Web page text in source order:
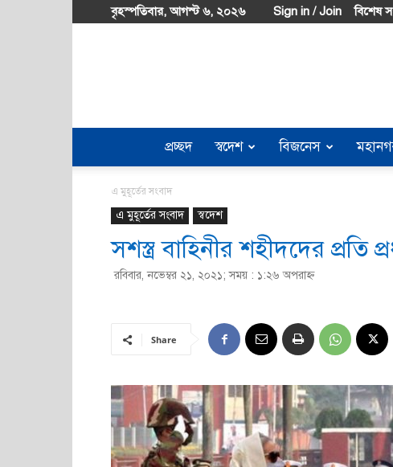
বৃহস্পতিবার, আগস্ট ৬, ২০২৬ Sign in / Join বিশেষ
প্রচ্ছদ স্বদেশ বিজনেস
এ মুহূর্তের সংবাদ
এ মুহূর্তের সংবাদ স্বদেশ
সশস্ত্র বাহিনীর শহীদদের প্রতি
রবিবার, নভেম্বর ২১, ২০২১; সময় : ১:২৬ অপরাহ্ণ
Share